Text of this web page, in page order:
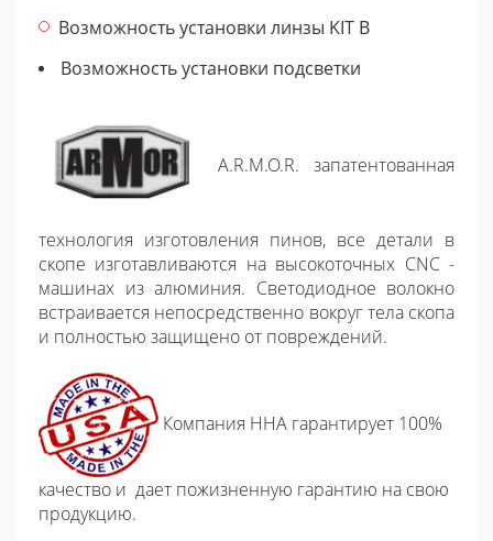
Возможность установки линзы KIT B
Возможность уcтановки подсветки
A.R.M.O.R. запатентованная
технология изготовления пинов, все детали в
скопе изготавливаются на высокоточных CNC -
машинах из алюминия. Светодиодное волокно
встраивается непосредственно вокруг тела скопа
и полностью защищено от повреждений.
Компания HHA гарантирует 100%
качество и дает пожизненную гарантию на свою
продукцию.